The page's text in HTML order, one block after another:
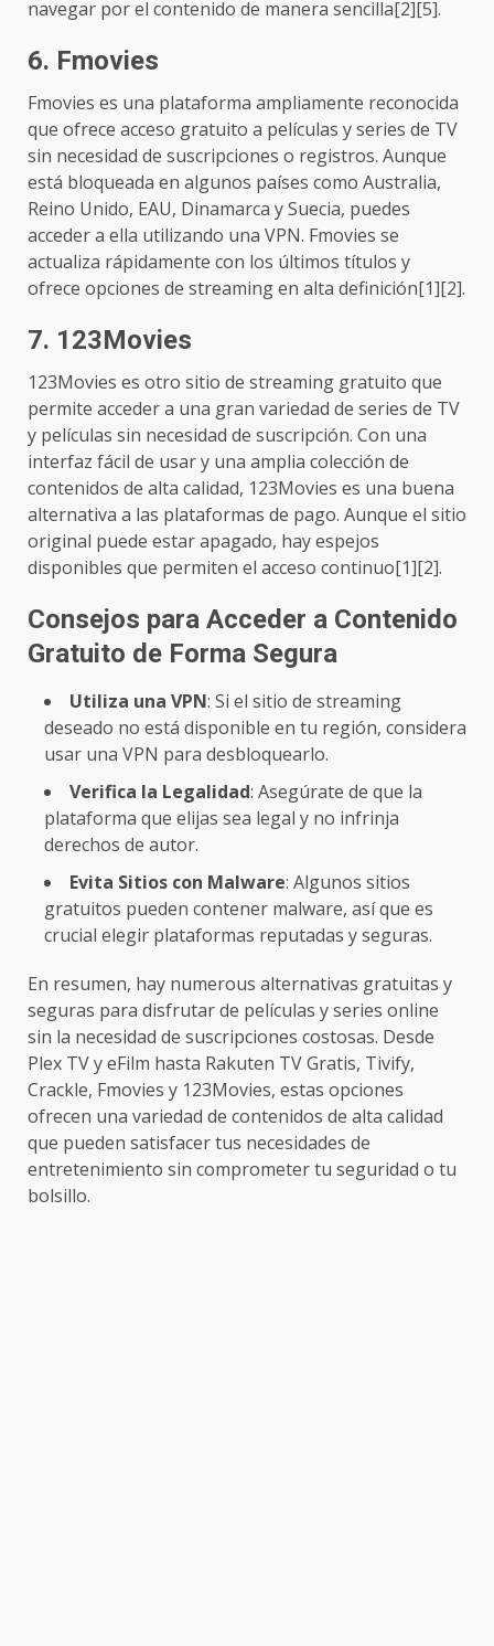
navegar por el contenido de manera sencilla[2][5].
6. Fmovies
Fmovies es una plataforma ampliamente reconocida
que ofrece acceso gratuito a películas y series de TV
sin necesidad de suscripciones o registros. Aunque
está bloqueada en algunos países como Australia,
Reino Unido, EAU, Dinamarca y Suecia, puedes
acceder a ella utilizando una VPN. Fmovies se
actualiza rápidamente con los últimos títulos y
ofrece opciones de streaming en alta definición[1][2].
7. 123Movies
123Movies es otro sitio de streaming gratuito que
permite acceder a una gran variedad de series de TV
y películas sin necesidad de suscripción. Con una
interfaz fácil de usar y una amplia colección de
contenidos de alta calidad, 123Movies es una buena
alternativa a las plataformas de pago. Aunque el sitio
original puede estar apagado, hay espejos
disponibles que permiten el acceso continuo[1][2].
Consejos para Acceder a Contenido
Gratuito de Forma Segura
Utiliza una VPN: Si el sitio de streaming
deseado no está disponible en tu región, considera
usar una VPN para desbloquearlo.
Verifica la Legalidad: Asegúrate de que la
plataforma que elijas sea legal y no infrinja
derechos de autor.
Evita Sitios con Malware: Algunos sitios
gratuitos pueden contener malware, así que es
crucial elegir plataformas reputadas y seguras.
En resumen, hay numerous alternativas gratuitas y
seguras para disfrutar de películas y series online
sin la necesidad de suscripciones costosas. Desde
Plex TV y eFilm hasta Rakuten TV Gratis, Tivify,
Crackle, Fmovies y 123Movies, estas opciones
ofrecen una variedad de contenidos de alta calidad
que pueden satisfacer tus necesidades de
entretenimiento sin comprometer tu seguridad o tu
bolsillo.